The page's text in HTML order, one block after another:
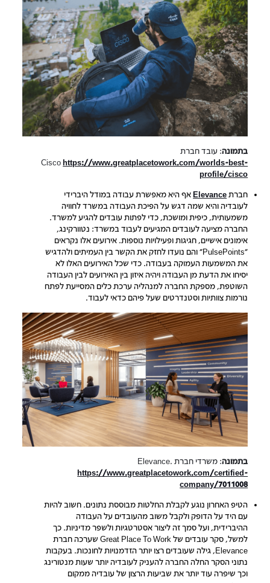
בתמונה: עובד חברת
Cisco https://www.greatplacetowork.com/worlds-best-
profile/cisco
חברתElevanceאף היא מאפשרת עבודה במודל היברידי
לעובדיה והיא שמה דגש על הפיכת העבודה במשרד לחוויה
משמעותית, כיפית ומושכת, כדי לפתות עובדים להגיע למשרד.
החברה מציעה לעובדים המגיעים לעבוד במשרד: נטוורקינג,
אימונים אישיים, חגיגות ופעילויות נוספות. אירועים אלו נקראים
"PulsePoints" והם נועדו לחזק את הקשר בין העמיתים ולהדגיש
את המשמעות העמוקה בעבודה. כדי שכל האירועים האלו לא
יסיחו את הדעת מן העבודה ויהיה איזון בין האירועים לבין העבודה
השוטפת, מספקת החברה למנהליה ערכת כלים המסייעת לפתח
נורמות צוותיות וסטנדרטים שעל פיהם כדאי לעבוד.
בתמונה: משרדי חברת Elevance.
https://www.greatplacetowork.com/certified-
company/7011008
הטיפ האחרון נוגע לקבלת החלטות מבוססת נתונים. חשוב להיות
עם היד על הדופק ולקבל משוב מהעובדים על העבודה
ההיברידית, ועל סמך זה ליצור אסטרטגיות ולשפר מדיניות. כך
למשל, סקר עובדים של Great Place To Work שערכה חברת
Elevance, גילה שעובדים רצו יותר הזדמנויות לחונכות. בעקבות
נתוני הסקר החלה החברה להעניק לעובדיה יותר שעות מנטורינג
וכך שיפרה עוד יותר את שביעות הרצון של עובדיה ממקום